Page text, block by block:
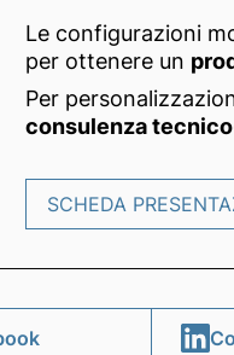
Le configurazioni
per ottenere un
Per
consulenza
SCHEDA
SCHEDA